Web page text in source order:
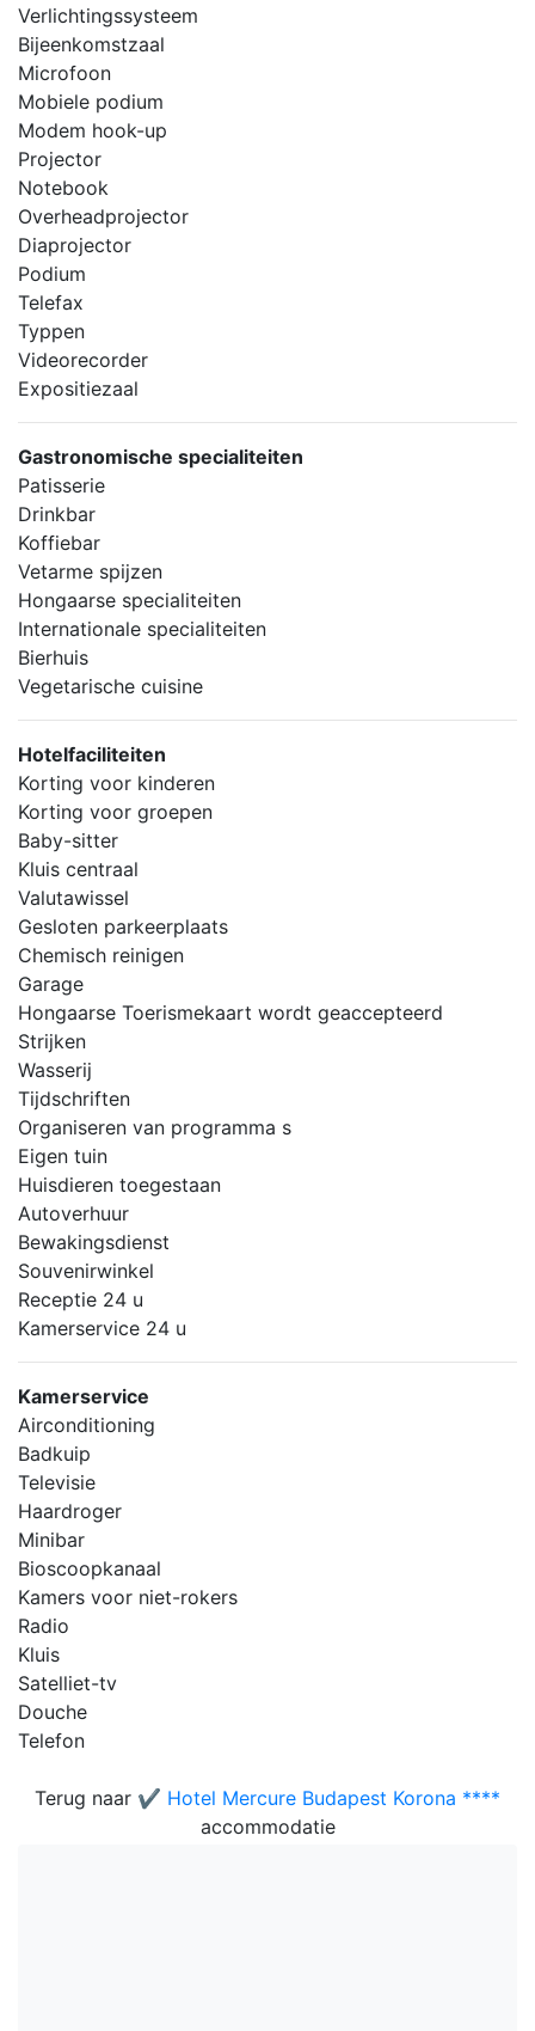
Verlichtingssysteem
Bijeenkomstzaal
Microfoon
Mobiele podium
Modem hook-up
Projector
Notebook
Overheadprojector
Diaprojector
Podium
Telefax
Typpen
Videorecorder
Expositiezaal
Gastronomische specialiteiten
Patisserie
Drinkbar
Koffiebar
Vetarme spijzen
Hongaarse specialiteiten
Internationale specialiteiten
Bierhuis
Vegetarische cuisine
Hotelfaciliteiten
Korting voor kinderen
Korting voor groepen
Baby-sitter
Kluis centraal
Valutawissel
Gesloten parkeerplaats
Chemisch reinigen
Garage
Hongaarse Toerismekaart wordt geaccepteerd
Strijken
Wasserij
Tijdschriften
Organiseren van programma s
Eigen tuin
Huisdieren toegestaan
Autoverhuur
Bewakingsdienst
Souvenirwinkel
Receptie 24 u
Kamerservice 24 u
Kamerservice
Airconditioning
Badkuip
Televisie
Haardroger
Minibar
Bioscoopkanaal
Kamers voor niet-rokers
Radio
Kluis
Satelliet-tv
Douche
Telefon
Terug naar ✔️ Hotel Mercure Budapest Korona ****
accommodatie